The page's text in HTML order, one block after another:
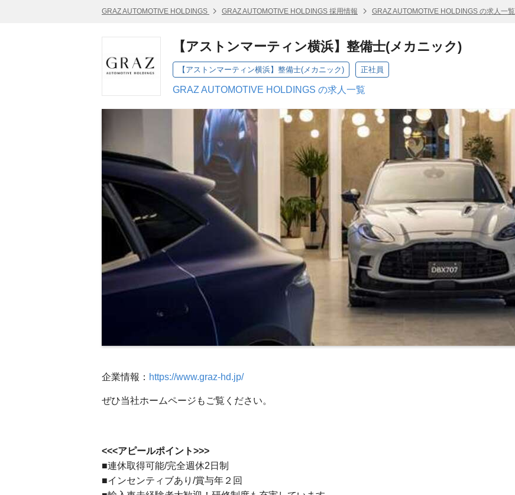
GRAZ AUTOMOTIVE HOLDINGS GRAZ AUTOMOTIVE HOLDINGS 採用情報 GRAZ AUTOMOTIVE HOLDINGS の求人一覧
【アストンマーティン横浜】整備士(メカニック)
【アストンマーティン横浜】整備士(メカニック) 正社員
GRAZ AUTOMOTIVE HOLDINGS の求人一覧
企業情報： https://www.graz-hd.jp/
ぜひ当社ホームページもご覧ください。
<<<アピールポイント>>>
■連休取得可能/完全週休2日制
■インセンティブあり/賞与年２回